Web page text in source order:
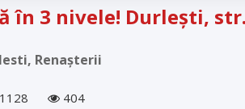
în 3 nivele! Durlești,
Renașterii
404